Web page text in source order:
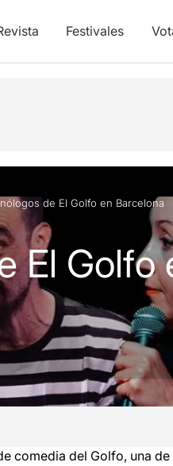
Festivales
de El Golfo en Barcelona
El Golfo
comedia del Golfo, una